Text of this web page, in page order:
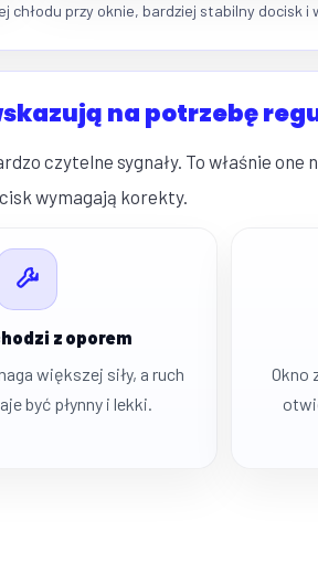
przy oknie, bardziej stabilny docisk i
na potrzebę
czytelne sygnały. To właśnie
wymagają korekty.
z oporem
większej siły, a ruch
być płynny i lekki.
Okno